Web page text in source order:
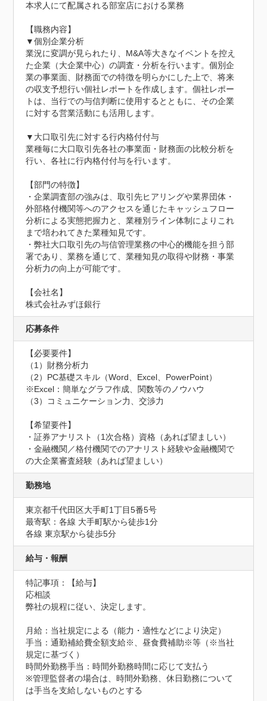
本求人にて配属される部室店における業務
【職務内容】
▼個別企業分析
業況に変調が見られたり、M&A等大きなイベントを控え
た企業（大企業中心）の調査・分析を行います。個別企
業の事業面、財務面での特徴を明らかにした上で、将来
の収支予想行い個社レポートを作成します。個社レポー
トは、当行での与信判断に使用するとともに、その企業
に対する営業活動にも活用します。
▼大口取引先に対する行内格付付与
業種毎に大口取引先各社の事業面・財務面の比較分析を
行い、各社に行内格付付与を行います。
【部門の特徴】
・企業調査部の強みは、取引先ヒアリングや業界団体・
外部格付機関等へのアクセスを通じたキャッシュフロー
分析による実態把握力と、業種別ライン体制によりこれ
まで培われてきた業種知見です。
・弊社大口取引先の与信管理業務の中心的機能を担う部
署であり、業務を通じて、業種知見の取得や財務・事業
分析力の向上が可能です。
【会社名】
株式会社みずほ銀行
応募条件
【必要要件】
（1）財務分析力
（2）PC基礎スキル（Word、Excel、PowerPoint）
※Excel：簡単なグラフ作成、関数等のノウハウ
（3）コミュニケーション力、交渉力
【希望要件】
・証券アナリスト（1次合格）資格（あれば望ましい）
・金融機関／格付機関でのアナリスト経験や金融機関で
の大企業審査経験（あれば望ましい）
勤務地
東京都千代田区大手町1丁目5番5号
最寄駅：各線 大手町駅から徒歩1分
各線 東京駅から徒歩5分
給与・報酬
特記事項：【給与】
応相談
弊社の規程に従い、決定します。
月給：当社規定による（能力・適性などにより決定）
手当：通勤補給費全額支給※、昼食費補助※等（※当社
規定に基づく）
時間外勤務手当：時間外勤務時間に応じて支払う
※管理監督者の場合は、時間外勤務、休日勤務について
は手当を支給しないものとする